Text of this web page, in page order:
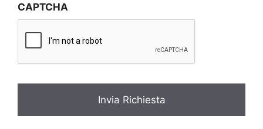
a
c
*
CAPTCHA